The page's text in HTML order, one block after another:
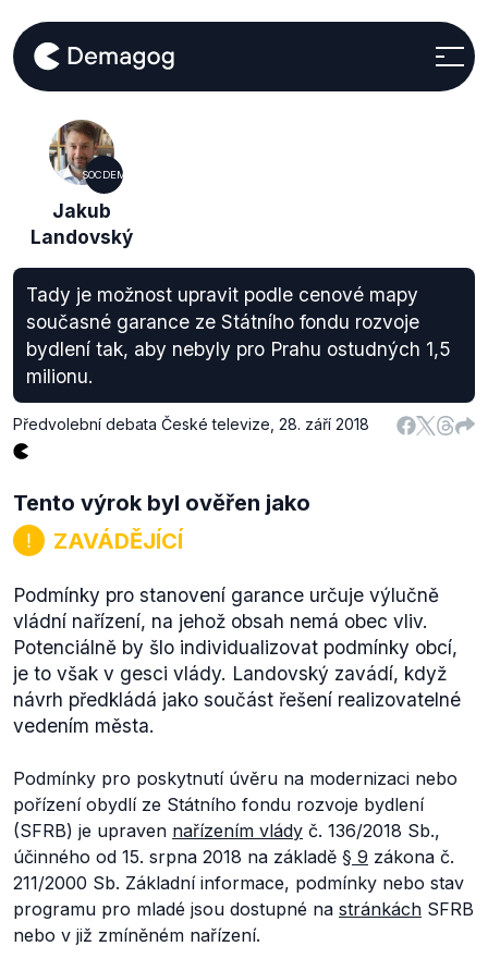
SOCDEM
Jakub
Landovský
Tady je možnost upravit podle cenové mapy
současné garance ze Státního fondu rozvoje
bydlení tak, aby nebyly pro Prahu ostudných 1,5
milionu.
Předvolební debata České televize 28. září 2018
Tento výrok byl ověřen jako
ZAVÁDĚJÍCÍ
Podmínky pro stanovení garance určuje výlučně
vládní nařízení, na jehož obsah nemá obec vliv.
Potenciálně by šlo individualizovat podmínky obcí,
je to však v gesci vlády. Landovský zavádí, když
návrh předkládá jako součást řešení realizovatelné
vedením města.
Podmínky pro poskytnutí úvěru na modernizaci nebo
pořízení obydlí ze Státního fondu rozvoje bydlení
(SFRB) je upraven nařízením vlády č. 136/2018 Sb.,
účinného od 15. srpna 2018 na základě § 9 zákona č.
211/2000 Sb. Základní informace, podmínky nebo stav
programu pro mladé jsou dostupné na stránkách SFRB
nebo v již zmíněném nařízení.